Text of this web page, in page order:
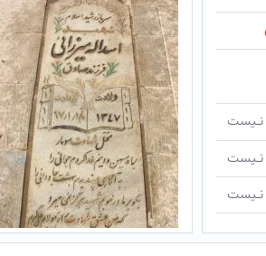
نـیست
نـیست
نـیست